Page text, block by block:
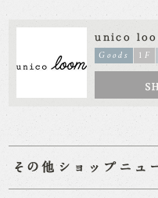
unico
Goods 1F